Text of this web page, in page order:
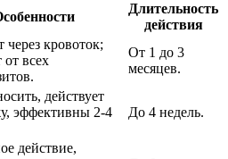
Длительность
действия
через кровоток;
всех
От 1 до 3
месяцев.
действует
эффективны 2-4
До 4 недель.
действие,